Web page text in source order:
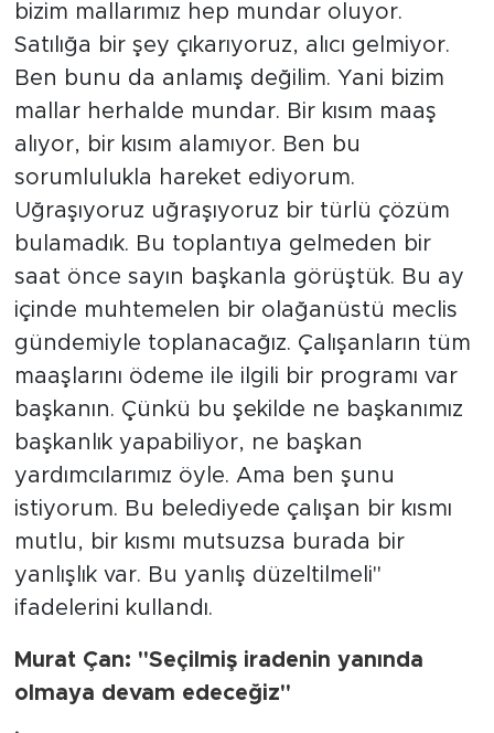
bizim mallarımız hep mundar oluyor.
Satılığa bir şey çıkarıyoruz, alıcı gelmiyor.
Ben bunu da anlamış değilim. Yani bizim
mallar herhalde mundar. Bir kısım maaş
alıyor, bir kısım alamıyor. Ben bu
sorumlulukla hareket ediyorum.
Uğraşıyoruz uğraşıyoruz bir türlü çözüm
bulamadık. Bu toplantıya gelmeden bir
saat önce sayın başkanla görüştük. Bu ay
içinde muhtemelen bir olağanüstü meclis
gündemiyle toplanacağız. Çalışanların tüm
maaşlarını ödeme ile ilgili bir programı var
başkanın. Çünkü bu şekilde ne başkanımız
başkanlık yapabiliyor, ne başkan
yardımcılarımız öyle. Ama ben şunu
istiyorum. Bu belediyede çalışan bir kısmı
mutlu, bir kısmı mutsuzsa burada bir
yanlışlık var. Bu yanlış düzeltilmeli"
ifadelerini kullandı.
Murat Çan: "Seçilmiş iradenin yanında
olmaya devam edeceğiz"